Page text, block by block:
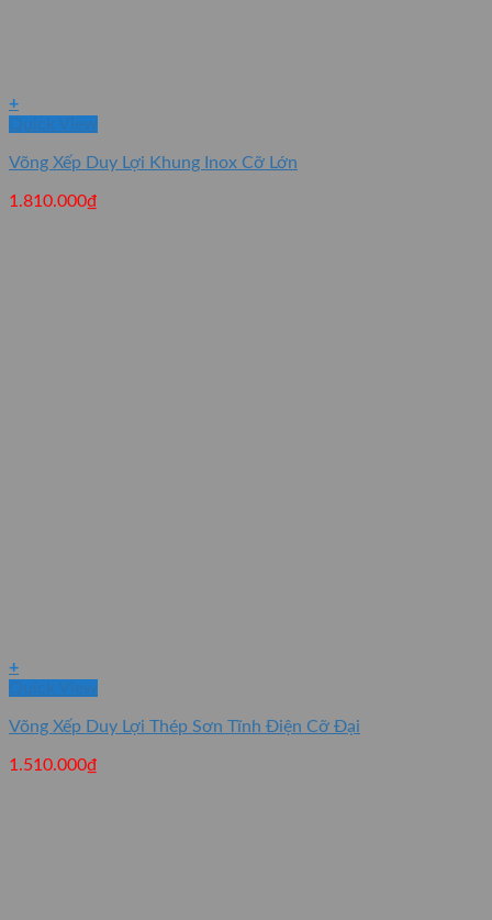
+
Quick View
Võng Xếp Duy Lợi Khung Inox Cỡ Lớn
1.810.000₫
+
Quick View
Võng Xếp Duy Lợi Thép Sơn Tĩnh Điện Cỡ Đại
1.510.000₫